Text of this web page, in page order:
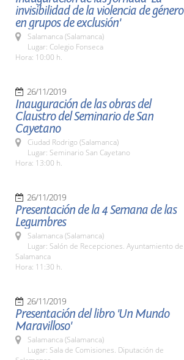
invisibilidad de la violencia de género
en grupos de exclusión'
Salamanca (Salamanca)
Lugar: Colegio Fonseca
Hora: 10:00 h.
26/11/2019
Inauguración de las obras del
Claustro del Seminario de San
Cayetano
Ciudad Rodrigo (Salamanca)
Lugar: Seminario San Cayetano
Hora: 13:00 h.
26/11/2019
Presentación de la 4 Semana de las
Legumbres
Salamanca (Salamanca)
Lugar: Salón de Recepciones. Ayuntamiento de
Salamanca
Hora: 11:30 h.
26/11/2019
Presentación del libro 'Un Mundo
Maravilloso'
Salamanca (Salamanca)
Lugar: Sala de Comisiones. Diputación de